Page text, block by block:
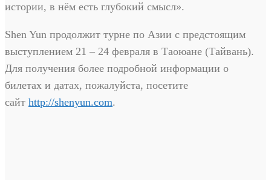
истории, в нём есть глубокий смысл».
Shen Yun продолжит турне по Азии с предстоящим
выступлением 21 – 24 февраля в Таоюане (Тайвань).
Для получения более подробной информации о
билетах и датах, пожалуйста, посетите
сайт http://shenyun.com.